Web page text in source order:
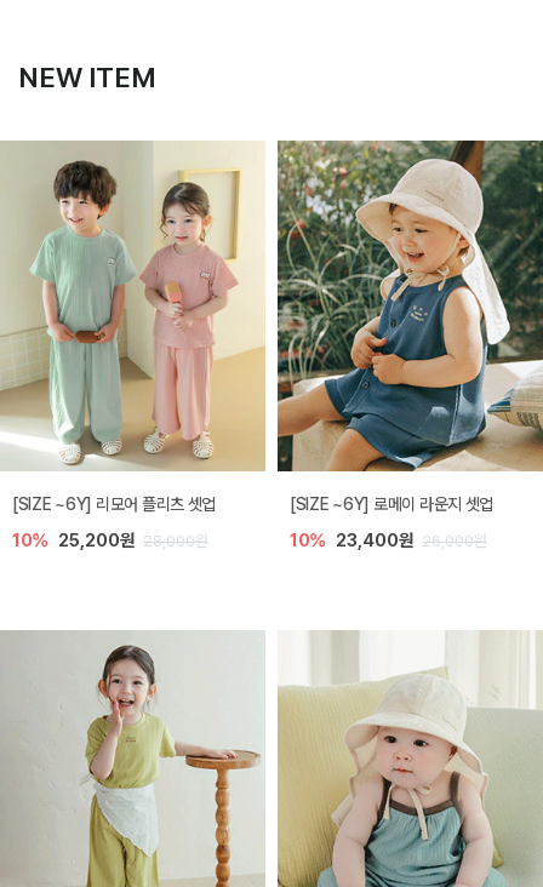
NEW ITEM
[SIZE ~6Y] 리모어 플리츠 셋업
10% 25,200원 28,000원
[SIZE ~6Y] 로메이 라운지 셋업
10% 23,400원 26,000원